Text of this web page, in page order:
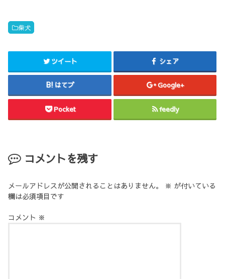
柴犬
ツイート シェア
はてブ Google+
Pocket feedly
コメントを残す
メールアドレスが公開されることはありません。 ※ が付いている
欄は必須項目です
コメント ※